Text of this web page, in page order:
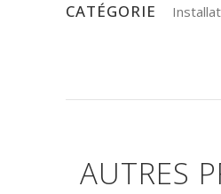
CATÉGORIE
AUTRES